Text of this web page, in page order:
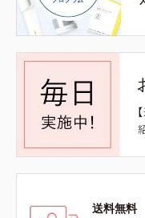
送料無料